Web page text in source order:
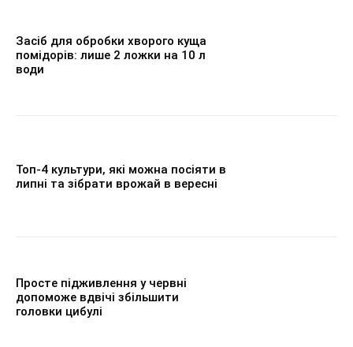
Засіб для обробки хворого куща
помідорів: лише 2 ложки на 10 л
води
Топ-4 культури, які можна посіяти в
липні та зібрати врожай в вересні
Просте підживлення у червні
допоможе вдвічі збільшити
головки цибулі